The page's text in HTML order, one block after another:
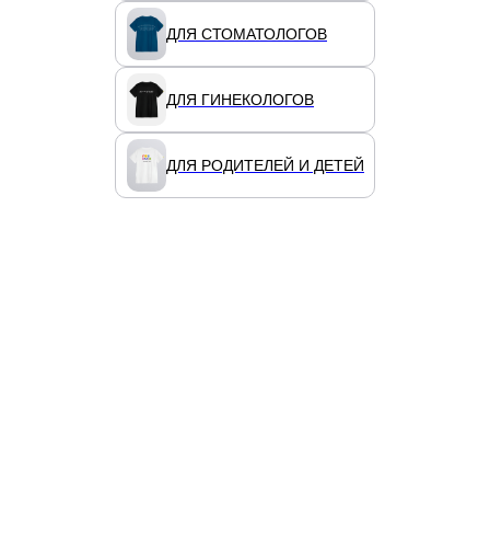
ДЛЯ СТОМАТОЛОГОВ
ДЛЯ ГИНЕКОЛОГОВ
ДЛЯ РОДИТЕЛЕЙ И ДЕТЕЙ